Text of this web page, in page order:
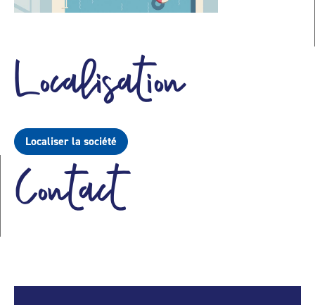
Localisation
Localiser la société
Contact